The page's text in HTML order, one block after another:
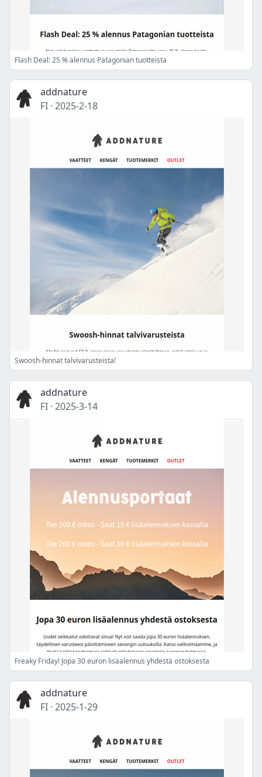
Flash Deal: 25 % alennus Patagonian tuotteista
addnature
FI · 2025-2-18
Swoosh-hinnat talvivarusteista!
addnature
FI · 2025-3-14
Freaky Friday! Jopa 30 euron lisäalennus yhdestä ostoksesta
addnature
FI · 2025-1-29